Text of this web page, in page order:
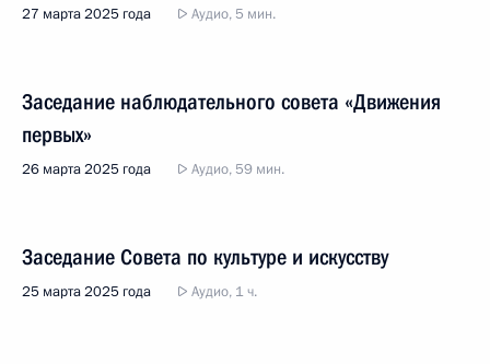
27 марта 2025 года Аудио, 5 мин.
Заседание наблюдательного совета «Движения
первых»
26 марта 2025 года Аудио, 59 мин.
Заседание Совета по культуре и искусству
25 марта 2025 года Аудио, 1 ч.